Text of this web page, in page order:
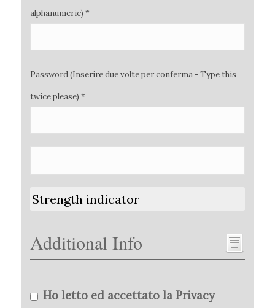
alphanumeric) *
Password (Inserire due volte per conferma - Type this
twice please) *
Strength indicator
Additional Info
Ho letto ed accettato la Privacy